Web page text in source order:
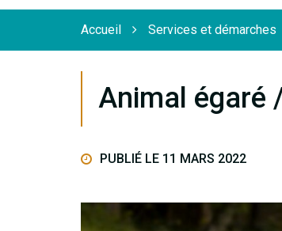
Flèche
Accueil Services et démarches
Animal égaré
PUBLIÉ LE 11 MARS 2022